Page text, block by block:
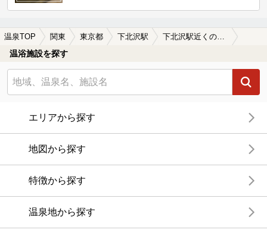
温泉TOP 関東 東京都 下北沢駅 下北沢駅近くの温泉宿・温泉旅館・ホテルおすすめ(2026年版)
温浴施設を探す
エリアから探す
地図から探す
特徴から探す
温泉地から探す